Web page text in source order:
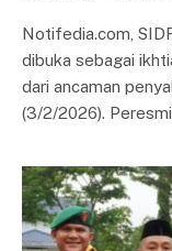
Notifedia.com,
dibuka sebagai
dari ancaman
(3/2/2026).